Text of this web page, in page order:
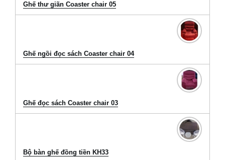
Ghế thư giãn Coaster chair 05
Ghế ngồi đọc sách Coaster chair 04
Ghế đọc sách Coaster chair 03
Bộ bàn ghế đồng tiền KH33